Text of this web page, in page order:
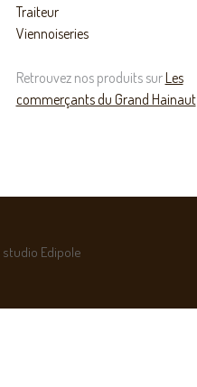
Traiteur
Viennoiseries
Retrouvez nos produits surLes
commerçants du Grand Hainaut
studio Edipole